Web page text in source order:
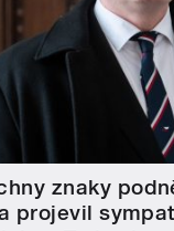
znaky
projevil